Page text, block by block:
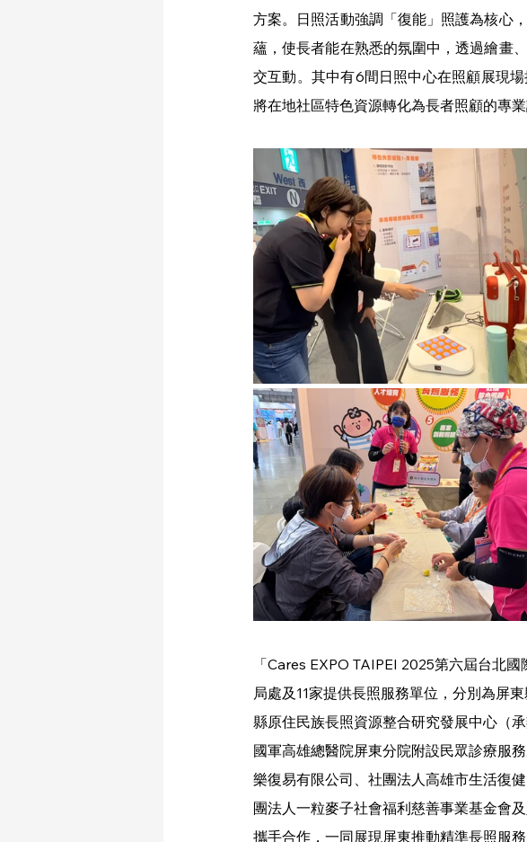
方案。日照活動強調「復能」照護為核心
蘊，使長者能在熟悉的氛圍中，透過繪畫
交互動。其中有6間日照中心在照顧展現
將在地社區特色資源轉化為長者照顧的專
「Cares EXPO TAIPEI 2025第六屆台北
局處及11家提供長照服務單位，分別為屏
縣原住民族長照資源整合研究發展中心（
國軍高雄總醫院屏東分院附設民眾診療服
樂復易有限公司、社團法人高雄市生活復
團法人一粒麥子社會福利慈善事業基金會
攜手合作，一同展現屏東推動精準長照服務